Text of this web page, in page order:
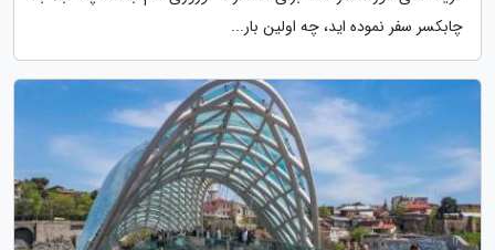
چابکسر سفر نموده اید، چه اولین بار...